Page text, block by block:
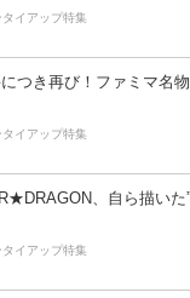
タイアップ特集
つき再び！ファミマ名
タイアップ特集
、自ら描いた
タイアップ特集